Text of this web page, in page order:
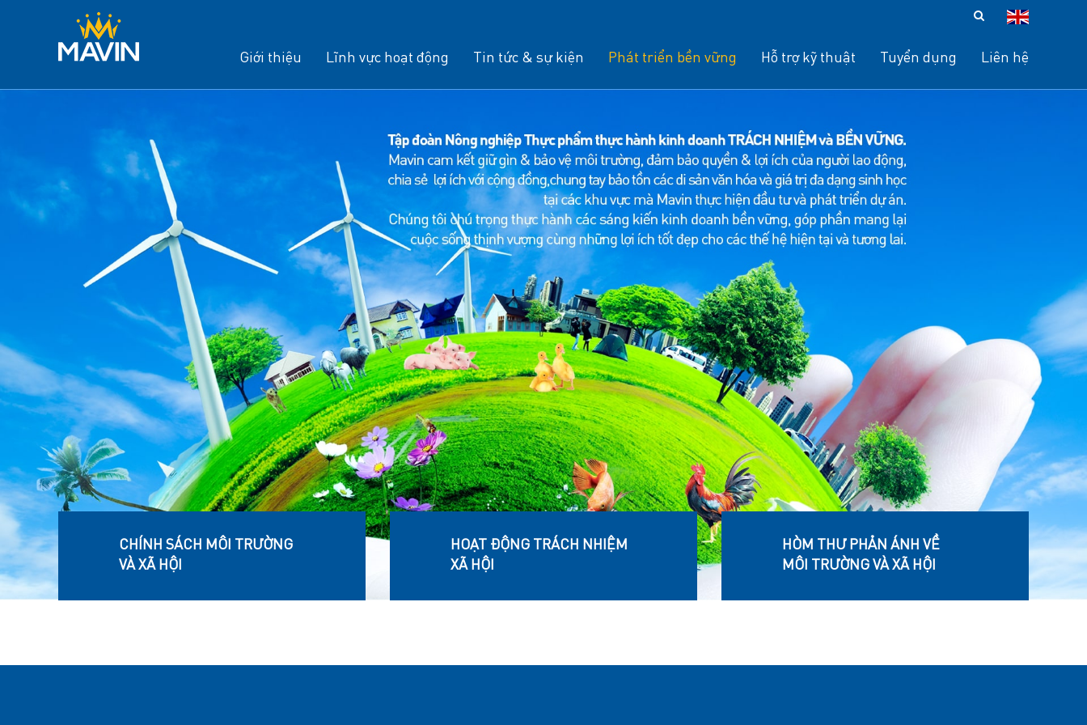
Giới thiệu Lĩnh vực hoạt động Tin tức & sự kiện Phát triển bền vững Hỗ trợ kỹ thuật Tuyển dụng Liên hệ
CHÍNH SÁCH MÔI TRƯỜNG
VÀ XÃ HỘI
HOẠT ĐỘNG TRÁCH NHIỆM
XÃ HỘI
HÒM THƯ PHẢN ÁNH VỀ
MÔI TRƯỜNG VÀ XÃ HỘI